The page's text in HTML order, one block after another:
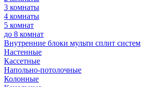
3 комнаты
4 комнаты
5 комнат
до 8 комнат
Внутренние блоки мульти сплит систем
Настенные
Кассетные
Напольно-потолочные
Колонные